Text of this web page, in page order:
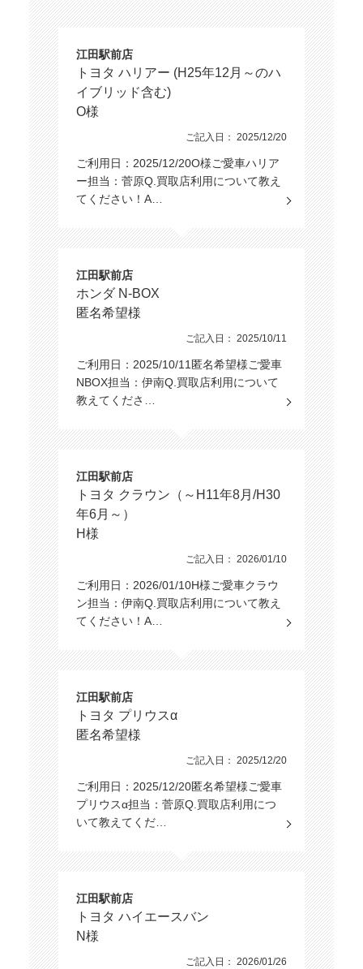
乗車定員
オーディオ関連
カーナビ/TV/DVD
基本装備
キーレス
パワー
ウインドウ
Wエアコン
ETC 盗難防止装置
ヘッドランプ
安全装置・サポート
コントロール
パーキング
アシスト
横滑り防止装置
助手席
サイド
カーテン
エアバッグ
バックカメラ
全周囲カメラ
環境装備・福祉装備
アイドリング
エコカー減税
電動リアゲート
江田駅前店
トヨタ ハリアー (H25年12月～のハ
イブリッド含む)
O様
ご記入日： 2025/12/20
ご利用日：2025/12/20O様ご愛車ハリア
ー担当：菅原Q.買取店利用について教え
てください！A…
江田駅前店
ホンダ N-BOX
匿名希望様
ご記入日： 2025/10/11
ご利用日：2025/10/11匿名希望様ご愛車
NBOX担当：伊南Q.買取店利用について
教えてくださ…
江田駅前店
トヨタ クラウン（～H11年8月/H30
年6月～）
H様
ご記入日： 2026/01/10
ご利用日：2026/01/10H様ご愛車クラウ
ン担当：伊南Q.買取店利用について教え
てください！A…
江田駅前店
トヨタ プリウスα
匿名希望様
ご記入日： 2025/12/20
ご利用日：2025/12/20匿名希望様ご愛車
プリウスα担当：菅原Q.買取店利用につ
いて教えてくだ…
江田駅前店
トヨタ ハイエースバン
N様
ご記入日： 2026/01/26